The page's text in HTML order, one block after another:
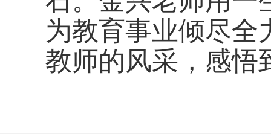
为教育事业倾尽全
教师的风采，感悟